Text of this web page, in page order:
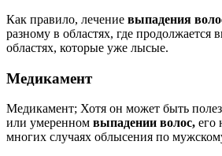
Как правило, лечение выпадения
разному в областях, где продолжается
областях, которые уже лысые.
Медикамент
Медикамент; Хотя он может быть
или умеренном выпадении волос, его
многих случаях облысения по